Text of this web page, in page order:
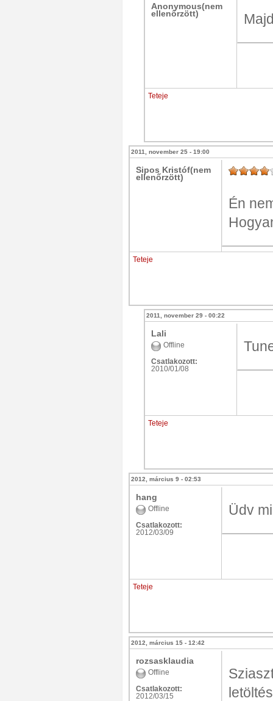
Anonymous(nem
ellenőrzött)
Teteje
2011, november 25 - 19:00
Sipos Kristóf(nem
ellenőrzött)
Én
Teteje
2011, november 29 - 00:22
Lali
Offline
Csatlakozott:
2010/01/08
Teteje
2012, március 9 - 02:53
hang
Offline
Csatlakozott:
2012/03/09
Üdv
Teteje
2012, március 15 - 12:42
rozsasklaudia
Offline
Csatlakozott:
2012/03/15